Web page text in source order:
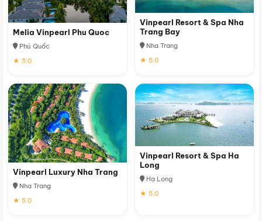
Melia Vinpearl Phu Quoc
Phú Quốc
★ 5.0
Vinpearl Resort & Spa Nha
Trang Bay
Nha Trang
★ 5.0
Vinpearl Luxury Nha Trang
Nha Trang
★ 5.0
Vinpearl Resort & Spa Ha
Long
Hạ Long
★ 5.0